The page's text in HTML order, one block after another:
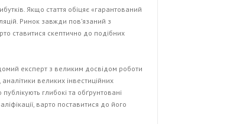
Якщо стаття обіцяє «гарантований
Ринок завжди пов’язаний з
ставитися скептично до подібних
експерт з великим досвідом роботи
великих інвестиційних
глибокі та обґрунтовані
варто поставитися до його